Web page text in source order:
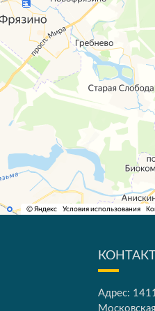
Адрес: